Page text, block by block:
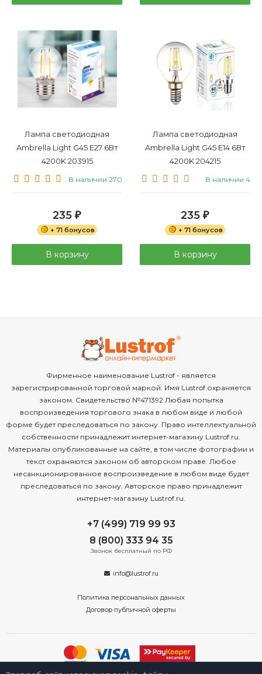
Лампа светодиодная
Ambrella Light G45 E27 6Вт
4200K 203915
В наличии 270
235 ₽
+ 71 бонусов
В корзину
Лампа светодиодная
Ambrella Light G45 E14 6Вт
4200K 204215
В наличии 4
235 ₽
+ 71 бонусов
В корзину
Фирменное наименование Lustrof - является
зарегистрированной торговой маркой. Имя Lustrof охраняется
законом. Свидетельство №471392 Любая попытка
воспроизведения торгового знака в любом виде и любой
форме будет преследоваться по закону. Право интеллектуальной
собственности принадлежит интернет-магазину Lustrof.ru.
Материалы опубликованные на сайте, в том числе фотографии и
текст охраняются законом об авторском праве. Любое
несанкционированное воспроизведение в любом виде будет
преследоваться по закону. Авторское право принадлежит
интернет-магазину Lustrof.ru.
+7 (499) 719 99 93
8 (800) 333 94 35
Звонок бесплатный по РФ
info@lustrof.ru
Политика персональных данных
Договор публичной оферты